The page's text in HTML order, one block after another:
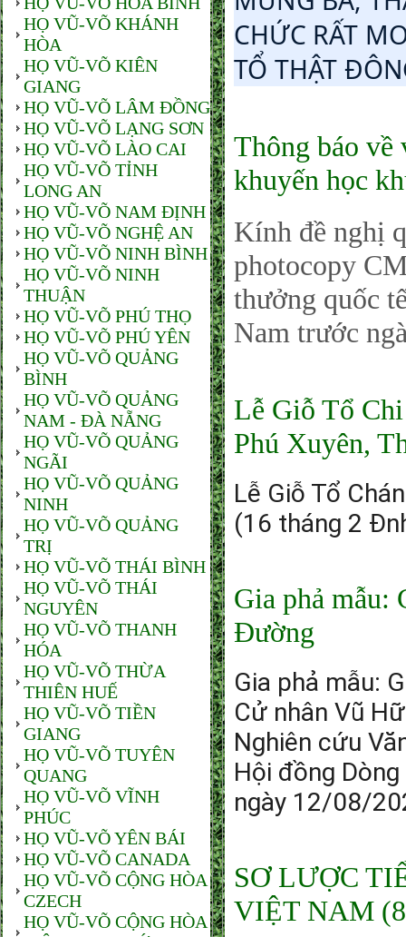
HỌ VŨ-VÕ KHÁNH
HÒA
HỌ VŨ-VÕ KIÊN
GIANG
HỌ VŨ-VÕ LÂM ĐỒNG
HỌ VŨ-VÕ LẠNG SƠN
HỌ VŨ-VÕ LÀO CAI
HỌ VŨ-VÕ TỈNH
LONG AN
HỌ VŨ-VÕ NAM ĐỊNH
HỌ VŨ-VÕ NGHỆ AN
HỌ VŨ-VÕ NINH BÌNH
HỌ VŨ-VÕ NINH
THUẬN
HỌ VŨ-VÕ PHÚ THỌ
HỌ VŨ-VÕ PHÚ YÊN
HỌ VŨ-VÕ QUẢNG
BÌNH
HỌ VŨ-VÕ QUẢNG
NAM - ĐÀ NẴNG
HỌ VŨ-VÕ QUẢNG
NGÃI
HỌ VŨ-VÕ QUẢNG
NINH
HỌ VŨ-VÕ QUẢNG
TRỊ
HỌ VŨ-VÕ THÁI BÌNH
HỌ VŨ-VÕ THÁI
NGUYÊN
HỌ VŨ-VÕ THANH
HÓA
HỌ VŨ-VÕ THỪA
THIÊN HUẾ
HỌ VŨ-VÕ TIỀN
GIANG
HỌ VŨ-VÕ TUYÊN
QUANG
HỌ VŨ-VÕ VĨNH
PHÚC
HỌ VŨ-VÕ YÊN BÁI
HỌ VŨ-VÕ CANADA
HỌ VŨ-VÕ CỘNG HÒA
CZECH
HỌ VŨ-VÕ CỘNG HÒA
CHỨC RẤT
TỔ THẬT
Thông báo về
khuyến học
Kính đề nghị
photocopy
thưởng quốc
Nam trước
Lễ Giỗ Tổ
Phú Xuyên,
Lễ Giỗ Tổ
(16 tháng 2
Gia phả mẫu:
Đường
Gia phả mẫu:
Cử nhân Vũ
Nghiên cứu
Hội đồng
ngày 12/08/
SƠ LƯỢC
VIỆT NAM